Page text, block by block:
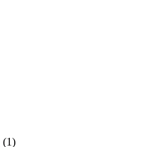
(1)